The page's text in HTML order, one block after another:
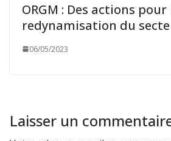
ORGM : Des actions pour
redynamisation du
06/05/2023
Laisser un